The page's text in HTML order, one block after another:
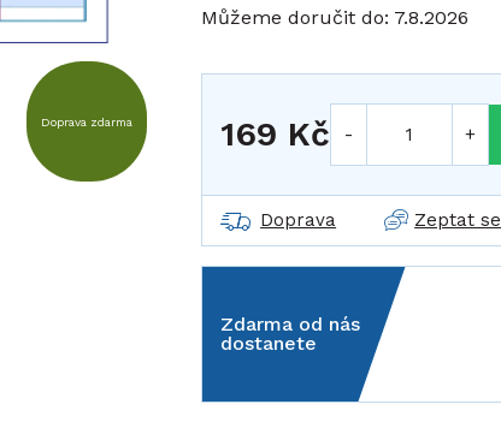
Můžeme doručit do: 7.8.2026
169 Kč
Měrná cena:
Zdarma od nás
dostanete
Doprava Zeptat se
Doprava zdarma